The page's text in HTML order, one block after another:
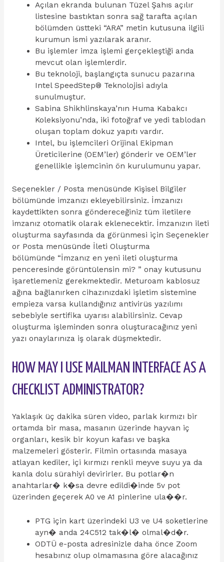
Açılan ekranda bulunan Tüzel Şahıs açılır
listesine bastıktan sonra sağ tarafta açılan
bölümden üstteki “ARA” metin kutusuna ilgili
kurumun ismi yazılarak aranır.
Bu işlemler imza işlemi gerçekleştiği anda
mevcut olan işlemlerdir.
Bu teknoloji, başlangıçta sunucu pazarına
Intel SpeedStep® Teknolojisi adıyla
sunulmuştur.
Sabina Shikhlinskaya’nın Huma Kabakcı
Koleksiyonu’nda, iki fotoğraf ve yedi tablodan
oluşan toplam dokuz yapıtı vardır.
Intel, bu işlemcileri Orijinal Ekipman
Üreticilerine (OEM’ler) gönderir ve OEM’ler
genellikle işlemcinin ön kurulumunu yapar.
Seçenekler / Posta menüsünde Kişisel Bilgiler
bölümünde imzanızı ekleyebilirsiniz. İmzanızı
kaydettikten sonra göndereceğiniz tüm iletilere
imzanız otomatik olarak eklenecektir. İmzanızın ileti
oluşturma sayfasında da görünmesi için Seçenekler
or Posta menüsünde İleti Oluşturma
bölümünde “İmzanız en yeni ileti oluşturma
penceresinde görüntülensin mi? ” onay kutusunu
işaretlemeniz gerekmektedir. Meturoam kablosuz
ağına bağlanırken cihazınızdaki işletim sistemine
empieza varsa kullandığınız antivirüs yazılımı
sebebiyle sertifika uyarısı alabilirsiniz. Cevap
oluşturma işleminden sonra oluşturacağınız yeni
yazı onaylarınıza iş olarak düşmektedir.
HOW MAY I USE MAILMAN INTERFACE AS A
CHECKLIST ADMINISTRATOR?
Yaklaşık üç dakika süren video, parlak kırmızı bir
ortamda bir masa, masanın üzerinde hayvan iç
organları, kesik bir koyun kafası ve başka
malzemeleri gösterir. Filmin ortasında masaya
atlayan kediler, içi kırmızı renkli meyve suyu ya da
kanla dolu sürahiyi devirirler. Bu potlar�n
anahtarlar� k�sa devre edildi�inde 5v pot
üzerinden geçerek A0 ve A1 pinlerine ula��r.
PTG için kart üzerindeki U3 ve U4 soketlerine
ayn� anda 24C512 tak�l� olmal�d�r.
ODTÜ e-posta adresinizle daha önce Zoom
hesabınız olup olmamasına göre alacağınız